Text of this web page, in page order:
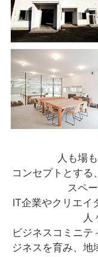
人も場
コンセプトとする、
スペ
IT企業やクリエイ
人
ビジネスコミニ
ジネスを育み、 地